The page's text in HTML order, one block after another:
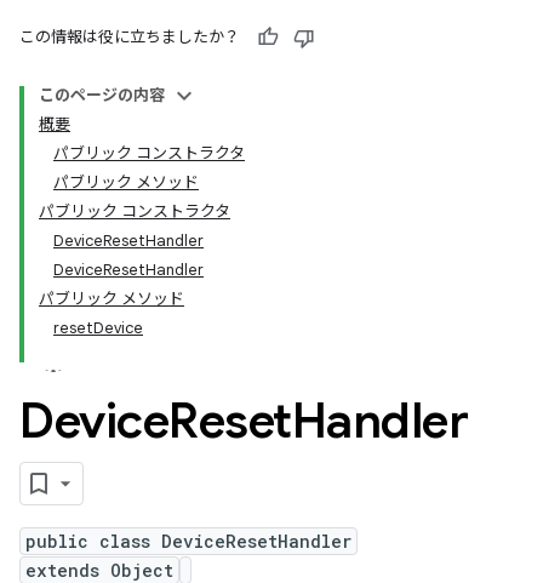
この情報は役に立ちましたか？
このページの内容
概要
パブリック コンストラクタ
パブリック メソッド
パブリック コンストラクタ
DeviceResetHandler
DeviceResetHandler
パブリック メソッド
resetDevice
DeviceResetHandler
public class DeviceResetHandler
extends Object